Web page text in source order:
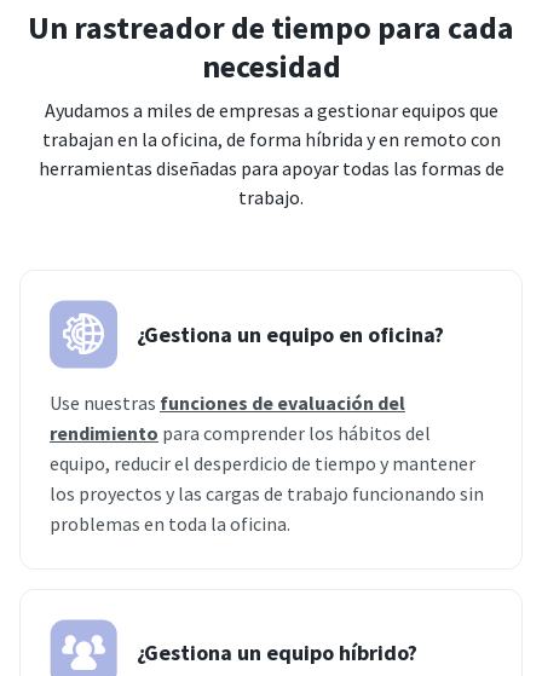
Un rastreador de tiempo para cada
necesidad
Ayudamos a miles de empresas a gestionar equipos que
trabajan en la oficina, de forma híbrida y en remoto con
herramientas diseñadas para apoyar todas las formas de
trabajo.
¿Gestiona un equipo en oficina?
Use nuestras funciones de evaluación del
rendimiento para comprender los hábitos del
equipo, reducir el desperdicio de tiempo y mantener
los proyectos y las cargas de trabajo funcionando sin
problemas en toda la oficina.
¿Gestiona un equipo híbrido?